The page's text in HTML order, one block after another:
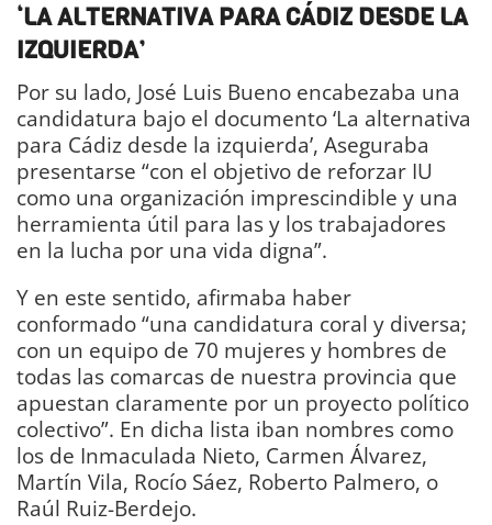
‘LA ALTERNATIVA PARA CÁDIZ DESDE LA
IZQUIERDA’
Por su lado, José Luis Bueno encabezaba una
candidatura bajo el documento ‘La alternativa
para Cádiz desde la izquierda’, Aseguraba
presentarse “con el objetivo de reforzar IU
como una organización imprescindible y una
herramienta útil para las y los trabajadores
en la lucha por una vida digna”.
Y en este sentido, afirmaba haber
conformado “una candidatura coral y diversa;
con un equipo de 70 mujeres y hombres de
todas las comarcas de nuestra provincia que
apuestan claramente por un proyecto político
colectivo”. En dicha lista iban nombres como
los de Inmaculada Nieto, Carmen Álvarez,
Martín Vila, Rocío Sáez, Roberto Palmero, o
Raúl Ruiz-Berdejo.